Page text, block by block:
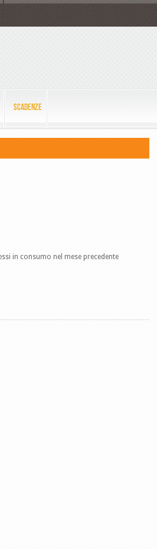
SCADENZE
in consumo nel mese precedente